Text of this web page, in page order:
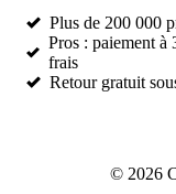
Plus de 200 000
Pros : paiement à
frais
Retour gratuit
© 2026